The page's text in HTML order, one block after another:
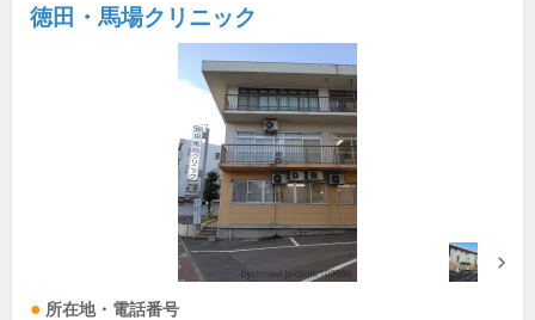
徳田・馬場クリニック
所在地・電話番号